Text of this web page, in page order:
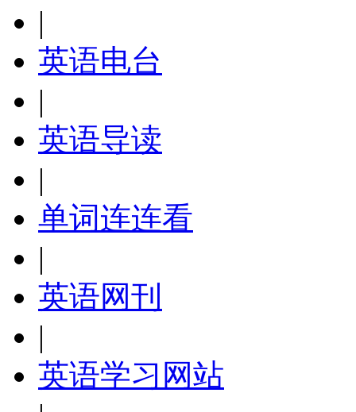
|
英语电台
|
英语导读
|
单词连连看
|
英语网刊
|
英语学习网站